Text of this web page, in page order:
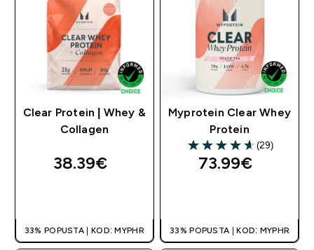
Clear Protein | Whey &
Collagen
38.39€‎
33% POPUSTA | KOD: MYPHR
Myprotein Clear Whey
Protein
4.62 out of 5 stars
(29)
73.99€‎
33% POPUSTA | KOD: MYPHR